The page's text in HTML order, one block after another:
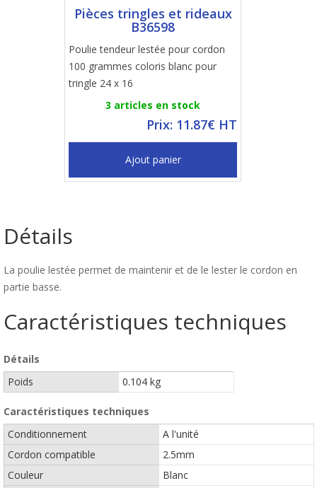
Pièces tringles et rideaux
B36598
Poulie tendeur lestée pour cordon
100 grammes coloris blanc pour
tringle 24 x 16
3 articles en stock
Prix: 11.87€ HT
Ajout panier
Détails
La poulie lestée permet de maintenir et de le lester le cordon en
partie basse.
Caractéristiques techniques
Détails
Poids
0.104 kg
Caractéristiques techniques
Conditionnement
A l'unité
Cordon compatible
2.5mm
Couleur
Blanc